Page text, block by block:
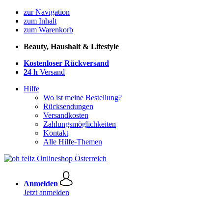
zur Navigation
zum Inhalt
zum Warenkorb
Beauty, Haushalt & Lifestyle
Kostenloser Rückversand
24 h Versand
Hilfe
Wo ist meine Bestellung?
Rücksendungen
Versandkosten
Zahlungsmöglichkeiten
Kontakt
Alle Hilfe-Themen
Anmelden
Jetzt anmelden